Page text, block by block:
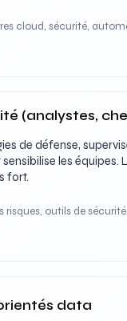
cloud, sécurité,
(analystes,
de défense,
les équipes.
fort.
risques, outils de
data